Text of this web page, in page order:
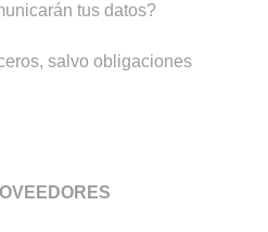
tus datos?
salvo obligaciones